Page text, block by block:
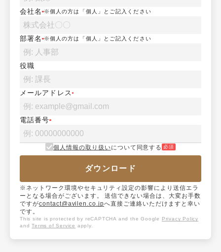
会社名 ※個人の方は「個人」とご記入ください
部署名 ※個人の方は「個人」とご記入ください
役職
メールアドレス
電話番号
個人情報の取り扱いについて同意する 必須
ダウンロード
※ネットワーク環境やセキュリティ設定の影響により送信エラ
ーとなる場合がございます。 送信できない場合は、大変お手数
ですがcontact@avilen.co.jpへ直接ご連絡いただけますと幸い
です。
This site is protected by reCAPTCHA and the Google
Privacy Policy
and Terms of Service apply.